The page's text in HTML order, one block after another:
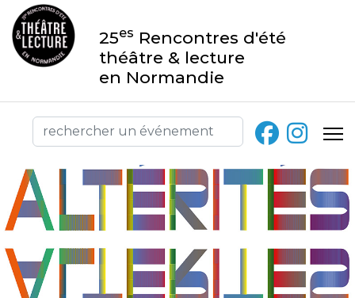
25es Rencontres d'été
théâtre & lecture
en Normandie